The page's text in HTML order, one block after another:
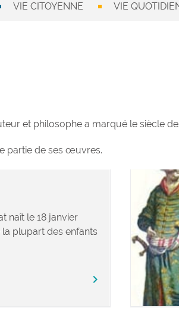
VIE CITOYENNE VIE
et philosophe a marqué le siècle
partie de ses œuvres.
naît le 18 janvier
la plupart des enfants
chevron_right